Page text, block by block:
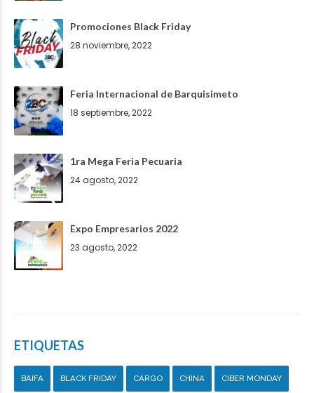
Promociones Black Friday
28 noviembre, 2022
Feria Internacional de Barquisimeto
18 septiembre, 2022
1ra Mega Feria Pecuaria
24 agosto, 2022
Expo Empresarios 2022
23 agosto, 2022
ETIQUETAS
BAIFA BLACK FRIDAY CARGO CHINA CIBER MONDAY